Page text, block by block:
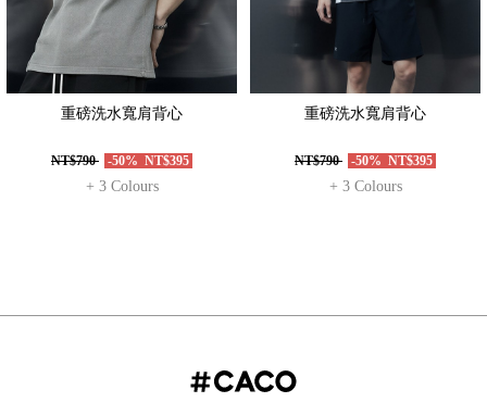
重磅洗水寬肩背心
NT$790 -50% NT$395
+ 3 Colours
重磅洗水寬肩背心
NT$790 -50% NT$395
+ 3 Colours